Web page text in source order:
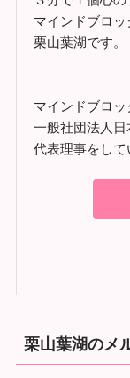
マインドブロ
栗山葉湖です。
マインドブロ
一般社団法人
代表理事をして
栗山葉湖のメ